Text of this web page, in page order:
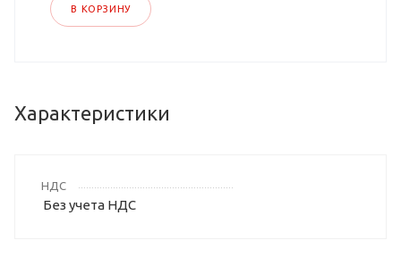
В КОРЗИНУ
Характеристики
НДС
Без учета НДС